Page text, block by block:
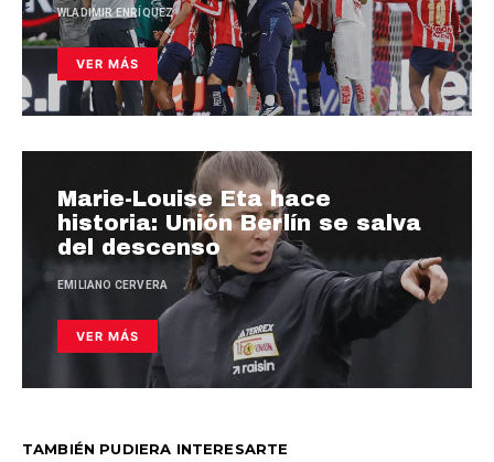
WLADIMIR ENRÍQUEZ
VER MÁS
Marie-Louise Eta hace
historia: Unión Berlín se salva
del descenso
EMILIANO CERVERA
VER MÁS
TAMBIÉN PUDIERA INTERESARTE